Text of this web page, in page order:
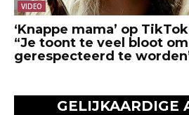
VIDEO
‘Knappe mama’ op
“Je toont te veel bloot om
gerespecteerd te
GELIJKAARDIGE